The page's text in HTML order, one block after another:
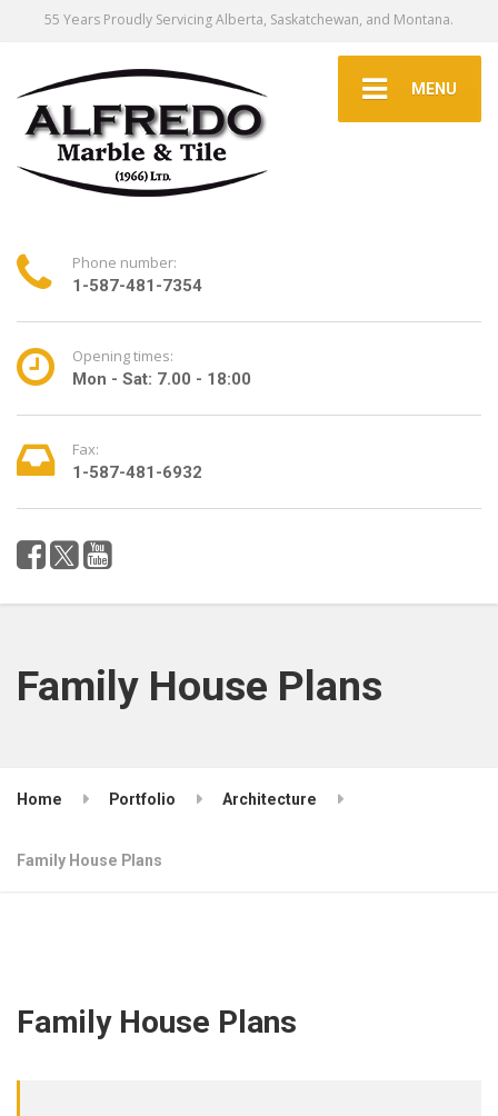
55 Years Proudly Servicing Alberta, Saskatchewan, and Montana.
MENU
Phone number:
1-587-481-7354
Opening times:
Mon - Sat: 7.00 - 18:00
Fax:
1-587-481-6932
Family House Plans
Home Portfolio Architecture
Family House Plans
Family House Plans